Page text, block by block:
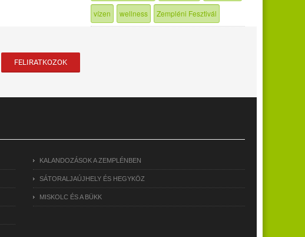
vízen wellness Zempléni Fesztivál
KALANDOZÁSOK A ZEMPLÉNBEN
SÁTORALJAÚJHELY ÉS HEGYKÖZ
MISKOLC ÉS A BÜKK